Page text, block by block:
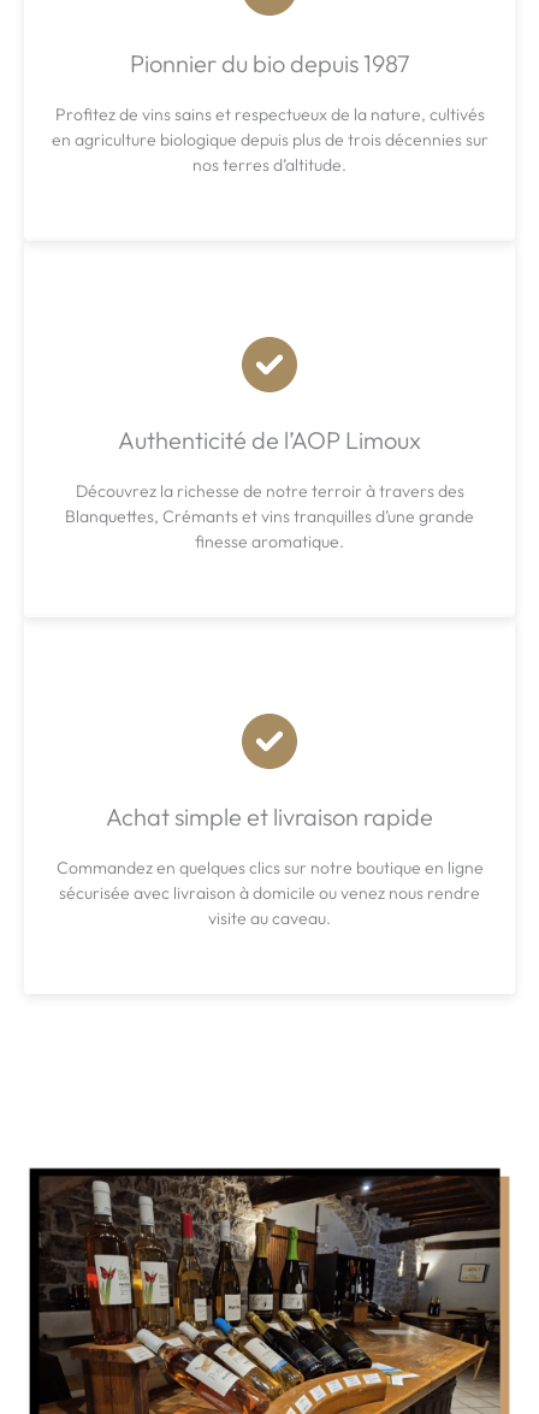
Pionnier du bio depuis 1987
Profitez de vins sains et respectueux de la nature, cultivés
en agriculture biologique depuis plus de trois décennies sur
nos terres d’altitude.
Authenticité de l’AOP Limoux
Découvrez la richesse de notre terroir à travers des
Blanquettes, Crémants et vins tranquilles d’une grande
finesse aromatique.
Achat simple et livraison rapide
Commandez en quelques clics sur notre boutique en ligne
sécurisée avec livraison à domicile ou venez nous rendre
visite au caveau.